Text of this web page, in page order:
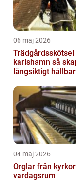
06 maj 2026
Trädgårdsskötsel
karlshamn så skapas en
långsiktigt hållbar
04 maj 2026
Orglar från kyrkorum till
vardagsrum